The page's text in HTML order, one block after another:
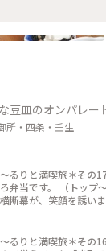
好き #鍾馗さん #開運旅 #ことりっ
豆皿のオンパレー
所・四条・壬生
るりと満喫旅＊その17
です。 （トップ〜3枚め）
、笑顔を誘います （5枚め）出
ろろろ #美味しい店
るりと満喫旅＊その16